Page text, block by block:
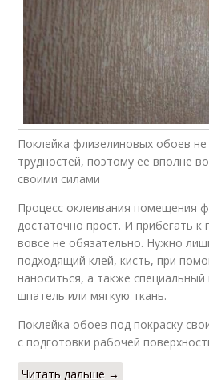
Поклейка флизелиновых обоев
трудностей, поэтому ее вполне
своими силами
Процесс оклеивания помещения
достаточно прост. И прибегать
вовсе не обязательно. Нужно
подходящий клей, кисть, при
наноситься, а также
шпатель или мягкую ткань.
Поклейка обоев под покраску
с подготовки рабочей
Читать дальше →